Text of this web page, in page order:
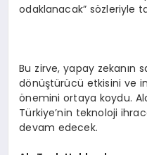
odaklanacak” sözleriyle
Bu zirve, yapay zekanın
dönüştürücü etkisini ve
önemini ortaya koydu.
Türkiye’nin teknoloji
devam edecek.